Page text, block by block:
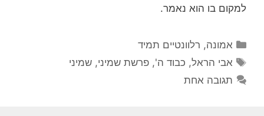
למקום בו הוא נאמר.
קטגוריות
אמונה, רלוונטיים תמיד
תגיות
אבי הראל, כבוד ה',פרשת שמיני,שמיני
תגובה אחת